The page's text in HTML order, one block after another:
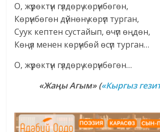
О, жүрөктүн гүлдөрү көрүнбөгөн,
Көрүнбөгөн дүйнөнү көрүп турган,
Суук кептен сустайып, өчүп өңдөн,
Көңүл менен көрүнбөй өсүп турган…
О, жүрөктүн гүлдөрү көрүнбөгөн…
«Жаңы Агым»(«Кыргыз